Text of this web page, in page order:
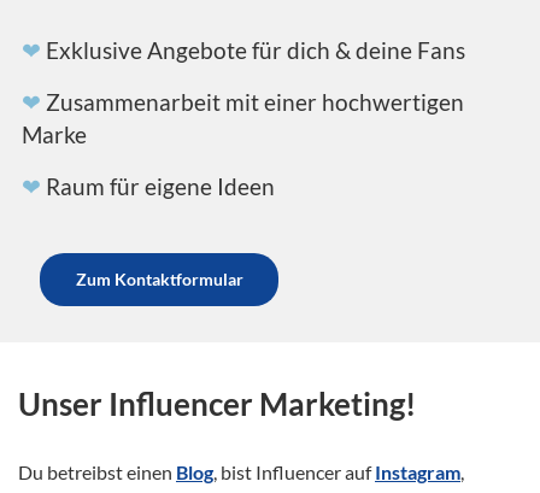
❤ Exklusive Angebote für dich & deine Fans
❤ Zusammenarbeit mit einer hochwertigen
Marke
❤ Raum für eigene Ideen
Zum Kontaktformular
Unser Influencer Marketing!
Du betreibst einen Blog, bist Influencer aufInstagram,